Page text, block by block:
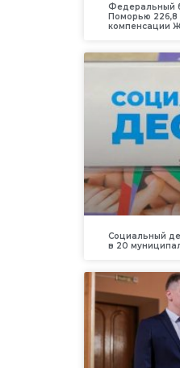
Федеральный
Поморью 226,8
компенсации
Социальный
в 20